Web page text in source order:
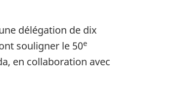
délégation de dix
souligner le 50e
en collaboration avec